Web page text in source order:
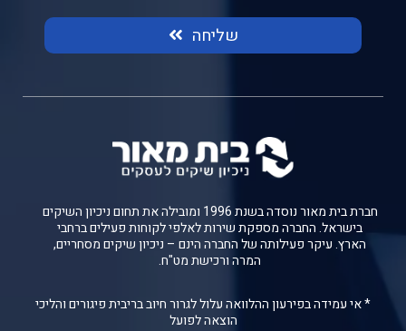
שליחה
חברת בית מאור נוסדה בשנת 1996 ומובילה את תחום ניכיון השיקים
בישראל. החברה מספקת שירות לאלפי לקוחות פעילים ברחבי
הארץ. עיקר פעילותה של החברה הינם – ניכיון שיקים מסחריים,
המרה ורכישת מט"ח.
* אי עמידה בפירעון ההלוואה עלול לגרור חיוב בריבית פיגורים והליכי
הוצאה לפועל